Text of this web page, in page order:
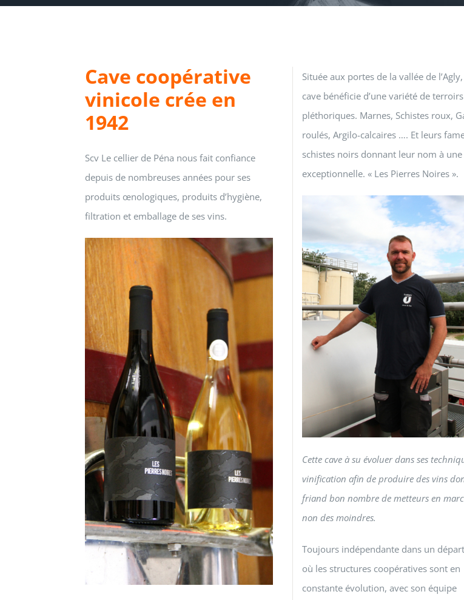
Cave coopérative
vinicole crée en
1942
Scv Le cellier de Péna nous fait confiance
depuis de nombreuses années pour ses
produits œnologiques, produits d’hygiène,
filtration et emballage de ses vins.
Située aux portes de la vallée de
cave bénéficie d’une variété de terroirs
pléthoriques. Marnes, Schistes roux,
roulés, Argilo-calcaires …. Et leurs
schistes noirs donnant leur nom à une
exceptionnelle. « Les Pierres Noires ».
Cette cave à su évoluer dans ses
vinification afin de produire des vins
friand bon nombre de metteurs en
non des moindres.
Toujours indépendante dans un
où les structures coopératives sont en
constante évolution, avec son équipe